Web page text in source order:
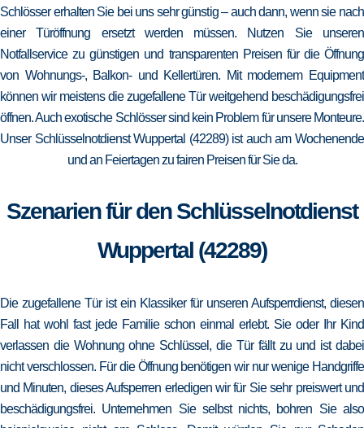
Schlösser erhalten Sie bei uns sehr günstig – auch dann, wenn sie nach
einer Türöffnung ersetzt werden müssen. Nutzen Sie unseren
Notfallservice zu günstigen und transparenten Preisen für die Öffnung
von Wohnungs-, Balkon- und Kellertüren. Mit modernem Equipment
können wir meistens die zugefallene Tür weitgehend beschädigungsfrei
öffnen. Auch exotische Schlösser sind kein Problem für unsere Monteure.
Unser Schlüsselnotdienst Wuppertal (42289) ist auch am Wochenende
und an Feiertagen zu fairen Preisen für Sie da.
Szenarien für den Schlüsselnotdienst
Wuppertal (42289)
Die zugefallene Tür ist ein Klassiker für unseren Aufsperrdienst, diesen
Fall hat wohl fast jede Familie schon einmal erlebt. Sie oder Ihr Kind
verlassen die Wohnung ohne Schlüssel, die Tür fällt zu und ist dabei
nicht verschlossen. Für die Öffnung benötigen wir nur wenige Handgriffe
und Minuten, dieses Aufsperren erledigen wir für Sie sehr preiswert und
beschädigungsfrei. Unternehmen Sie selbst nichts, bohren Sie also